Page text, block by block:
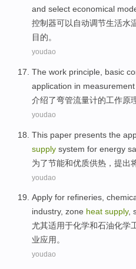
and select economical
控制器可以 自动调节生活水
目的。
youdao
The work principle basic
application in measurement
介绍了弯管流量计的工作原
youdao
This paper presents the
supply system for energy
为了节能和优质供热 ， 提出
youdao
Apply for refineries,
industry, zone heat supply,
尤其适用于化学和石油化学
业应用。
youdao